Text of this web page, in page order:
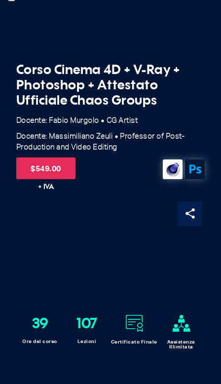
Corso Cinema 4D + V-Ray +
Photoshop + Attestato
Ufficiale Chaos Groups
Docente: Fabio Murgolo fiber_manual_record
CG Artist
Docente: Massimiliano Zeuli
fiber_manual_record
Professor of Post-
Production and Video Editing
$549.00
+ IVA
share
39
Ore del corso
107
Lezioni Certificato Finale
Assistenza
Illimitata